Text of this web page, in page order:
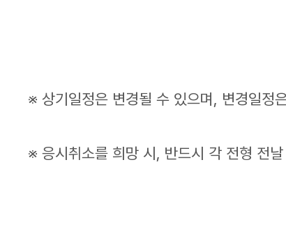
※ 상기일정은 변경될 수 있으며, 변경일정
※ 응시취소를 희망 시, 반드시 각 전형 전